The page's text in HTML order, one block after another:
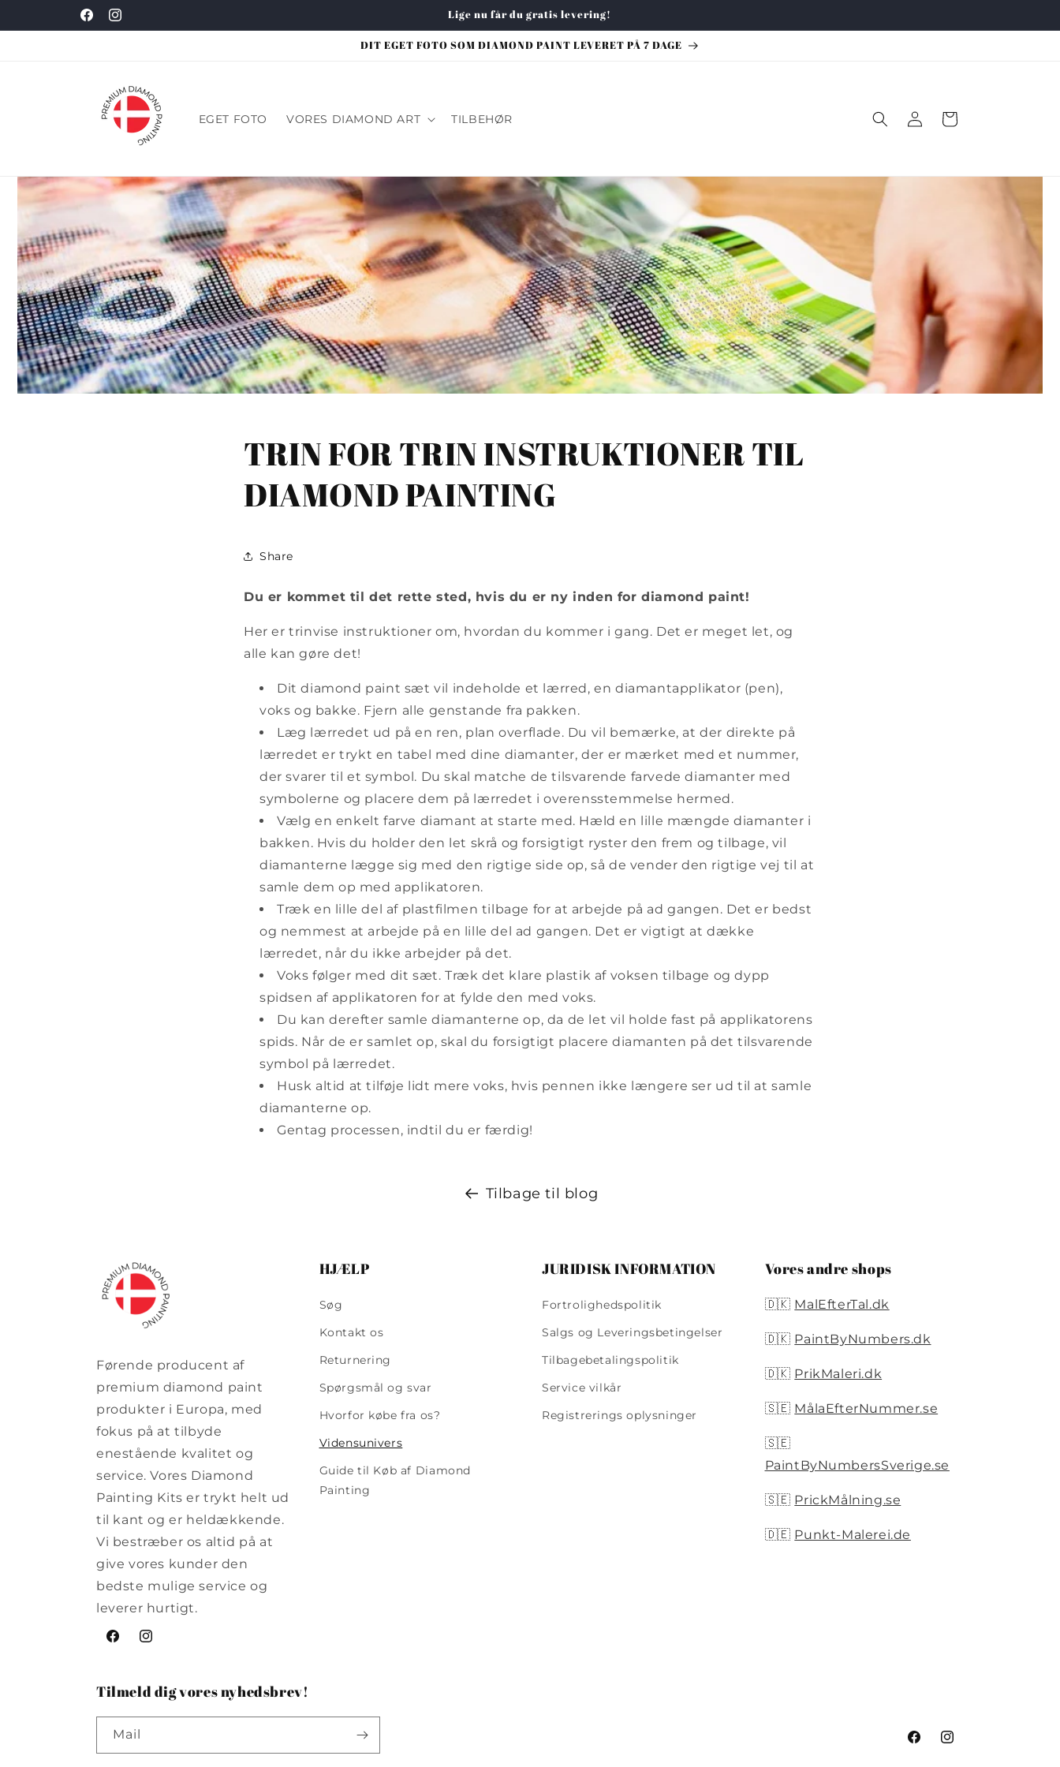
FacebookInstagram
Lige nu får du gratis levering!
DIT EGET FOTO SOM DIAMOND PAINT LEVERET PÅ 7 DAGE
EGET FOTO VORES DIAMOND ART TILBEHØR
ind
Indkøbskurv
TRIN FOR TRIN INSTRUKTIONER TIL
DIAMOND PAINTING
Share
Du er kommet til det rette sted, hvis du er ny inden for diamond paint!
Her er trinvise instruktioner om, hvordan du kommer i gang. Det er meget let, og
alle kan gøre det!
Dit diamond paint sæt vil indeholde et lærred, en diamantapplikator (pen),
voks og bakke. Fjern alle genstande fra pakken.
Læg lærredet ud på en ren, plan overflade. Du vil bemærke, at der direkte på
lærredet er trykt en tabel med dine diamanter, der er mærket med et nummer,
der svarer til et symbol. Du skal matche de tilsvarende farvede diamanter med
symbolerne og placere dem på lærredet i overensstemmelse hermed.
Vælg en enkelt farve diamant at starte med. Hæld en lille mængde diamanter i
bakken. Hvis du holder den let skrå og forsigtigt ryster den frem og tilbage, vil
diamanterne lægge sig med den rigtige side op, så de vender den rigtige vej til at
samle dem op med applikatoren.
Træk en lille del af plastfilmen tilbage for at arbejde på ad gangen. Det er bedst
og nemmest at arbejde på en lille del ad gangen. Det er vigtigt at dække
lærredet, når du ikke arbejder på det.
Voks følger med dit sæt. Træk det klare plastik af voksen tilbage og dypp
spidsen af applikatoren for at fylde den med voks.
Du kan derefter samle diamanterne op, da de let vil holde fast på applikatorens
spids. Når de er samlet op, skal du forsigtigt placere diamanten på det tilsvarende
symbol på lærredet.
Husk altid at tilføje lidt mere voks, hvis pennen ikke længere ser ud til at samle
diamanterne op.
Gentag processen, indtil du er færdig!
Tilbage til blog
Førende producent af
premium diamond paint
produkter i Europa, med
fokus på at tilbyde
enestående kvalitet og
service. Vores Diamond
Painting Kits er trykt helt ud
til kant og er heldækkende.
Vi bestræber os altid på at
give vores kunder den
bedste mulige service og
leverer hurtigt.
FacebookInstagram
HJÆLP
Søg
Kontakt os
Returnering
Spørgsmål og svar
Hvorfor købe fra os?
Vidensunivers
Guide til Køb af Diamond
Painting
JURIDISK INFORMATION
Fortrolighedspolitik
Salgs og Leveringsbetingelser
Tilbagebetalingspolitik
Service vilkår
Registrerings oplysninger
Vores andre shops
🇩🇰 MalEfterTal.dk
🇩🇰 PaintByNumbers.dk
🇩🇰 PrikMaleri.dk
🇸🇪 MålaEfterNummer.se
🇸🇪
PaintByNumbersSverige.se
🇸🇪 PrickMålning.se
🇩🇪 Punkt-Malerei.de
Tilmeld dig vores nyhedsbrev!
Mail
FacebookInstagram